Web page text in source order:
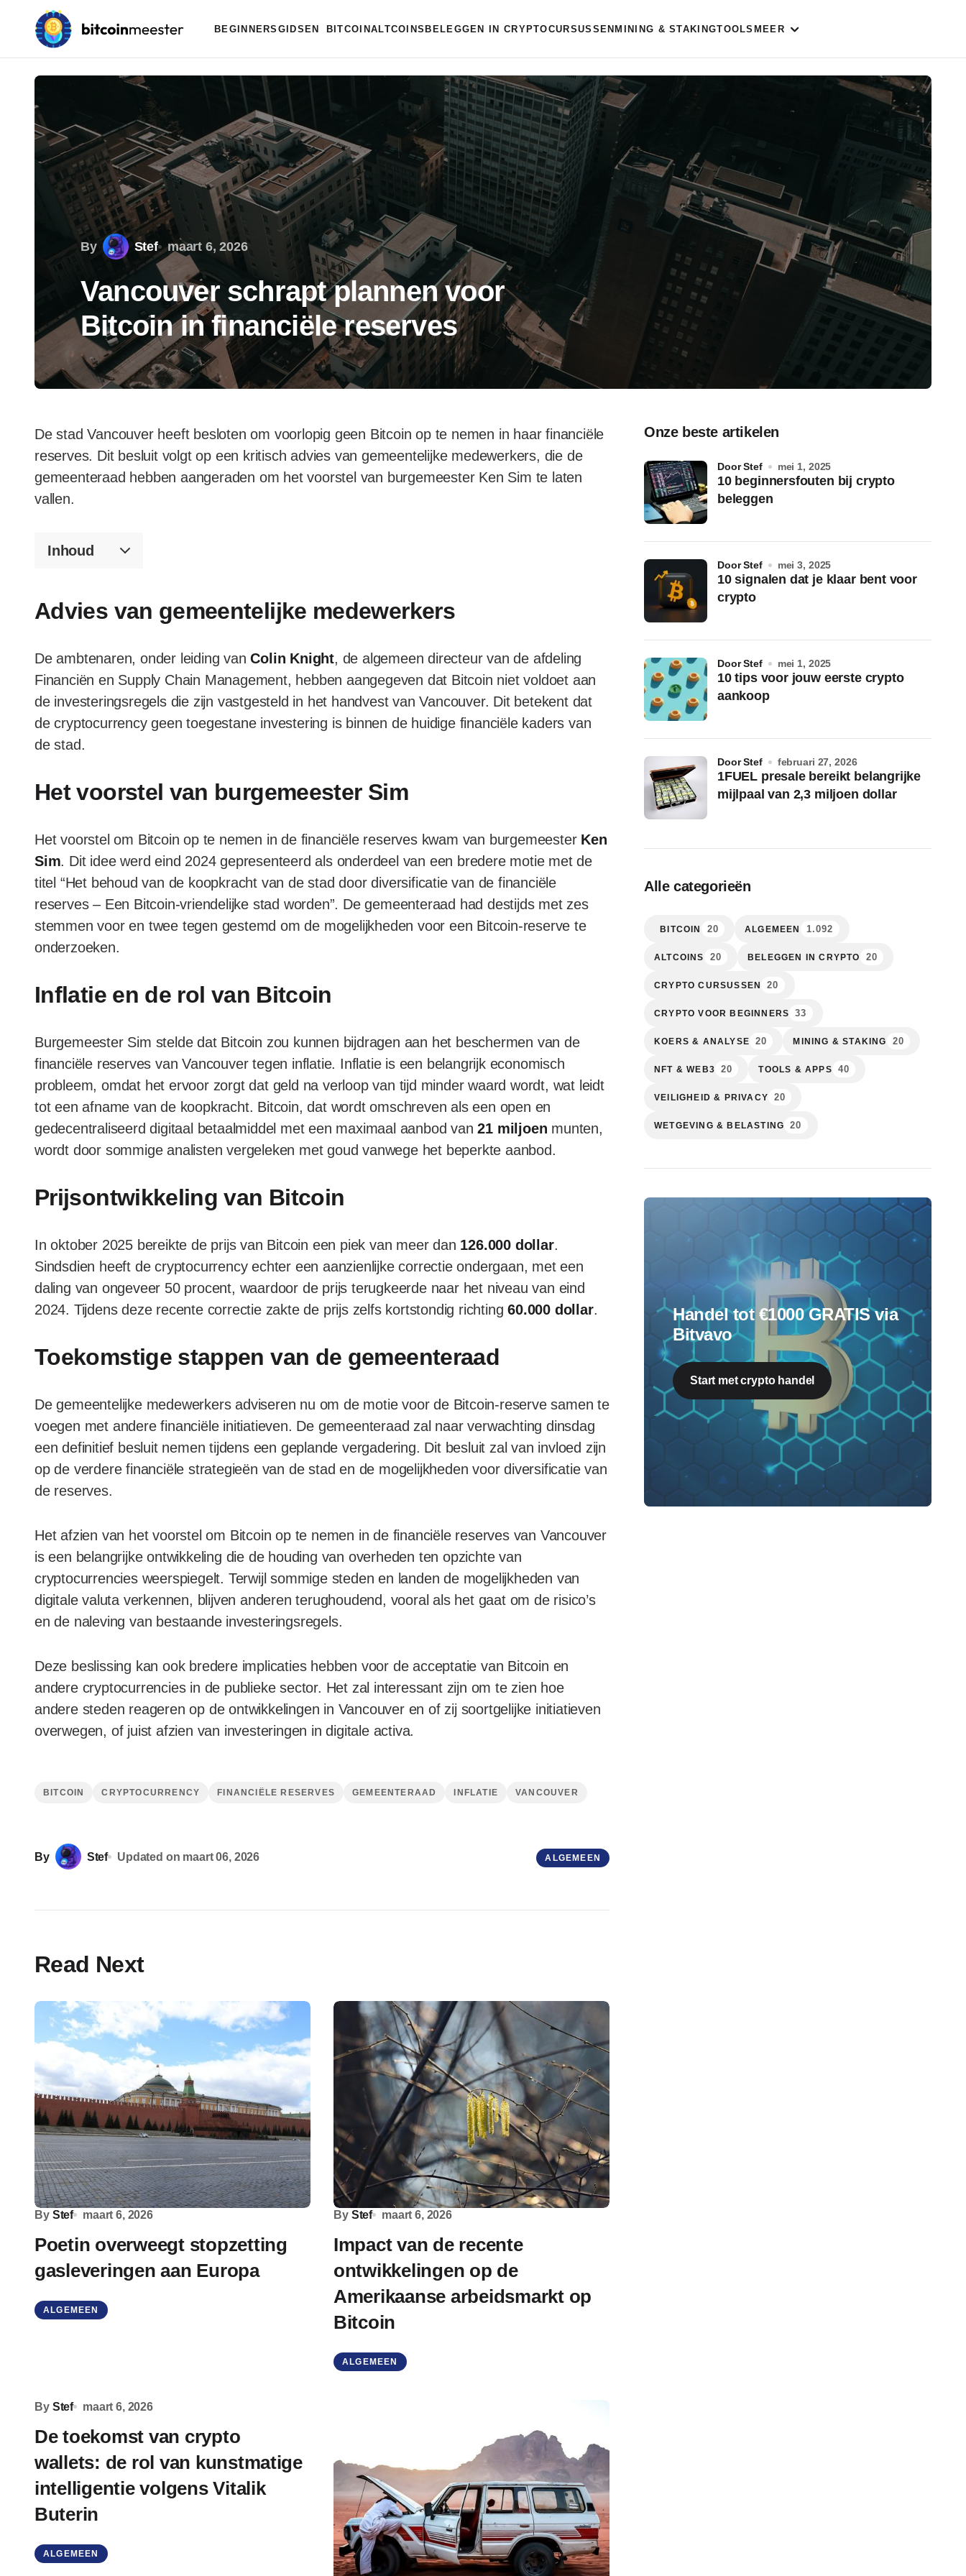
BEGINNERSGIDSEN BITCOIN ALTCOINS BELEGGEN IN CRYPTOCURSUSSEN MINING & STAKINGTOOLS MEER
By Stef maart 6, 2026
Vancouver schrapt plannen voor
Bitcoin in financiële reserves
De stad Vancouver heeft besloten om voorlopig geen Bitcoin op te nemen in haar financiële
reserves. Dit besluit volgt op een kritisch advies van gemeentelijke medewerkers, die de
gemeenteraad hebben aangeraden om het voorstel van burgemeester Ken Sim te laten
vallen.
Inhoud
Advies van gemeentelijke medewerkers
De ambtenaren, onder leiding vanColin Knight, de algemeen directeur van de afdeling
Financiën en Supply Chain Management, hebben aangegeven dat Bitcoin niet voldoet aan
de investeringsregels die zijn vastgesteld in het handvest van Vancouver. Dit betekent dat
de cryptocurrency geen toegestane investering is binnen de huidige financiële kaders van
de stad.
Het voorstel van burgemeester Sim
Het voorstel om Bitcoin op te nemen in de financiële reserves kwam van burgemeester Ken
Sim. Dit idee werd eind 2024 gepresenteerd als onderdeel van een bredere motie met de
titel “Het behoud van de koopkracht van de stad door diversificatie van de financiële
reserves – Een Bitcoin-vriendelijke stad worden”. De gemeenteraad had destijds met zes
stemmen voor en twee tegen gestemd om de mogelijkheden voor een Bitcoin-reserve te
onderzoeken.
Inflatie en de rol van Bitcoin
Burgemeester Sim stelde dat Bitcoin zou kunnen bijdragen aan het beschermen van de
financiële reserves van Vancouver tegen inflatie. Inflatie is een belangrijk economisch
probleem, omdat het ervoor zorgt dat geld na verloop van tijd minder waard wordt, wat leidt
tot een afname van de koopkracht. Bitcoin, dat wordt omschreven als een open en
gedecentraliseerd digitaal betaalmiddel met een maximaal aanbod van21 miljoen munten,
wordt door sommige analisten vergeleken met goud vanwege het beperkte aanbod.
Prijsontwikkeling van Bitcoin
In oktober 2025 bereikte de prijs van Bitcoin een piek van meer dan 126.000 dollar.
Sindsdien heeft de cryptocurrency echter een aanzienlijke correctie ondergaan, met een
daling van ongeveer 50 procent, waardoor de prijs terugkeerde naar het niveau van eind
2024. Tijdens deze recente correctie zakte de prijs zelfs kortstondig richting60.000 dollar.
Toekomstige stappen van de gemeenteraad
De gemeentelijke medewerkers adviseren nu om de motie voor de Bitcoin-reserve samen te
voegen met andere financiële initiatieven. De gemeenteraad zal naar verwachting dinsdag
een definitief besluit nemen tijdens een geplande vergadering. Dit besluit zal van invloed zijn
op de verdere financiële strategieën van de stad en de mogelijkheden voor diversificatie van
de reserves.
Het afzien van het voorstel om Bitcoin op te nemen in de financiële reserves van Vancouver
is een belangrijke ontwikkeling die de houding van overheden ten opzichte van
cryptocurrencies weerspiegelt. Terwijl sommige steden en landen de mogelijkheden van
digitale valuta verkennen, blijven anderen terughoudend, vooral als het gaat om de risico’s
en de naleving van bestaande investeringsregels.
Deze beslissing kan ook bredere implicaties hebben voor de acceptatie van Bitcoin en
andere cryptocurrencies in de publieke sector. Het zal interessant zijn om te zien hoe
andere steden reageren op de ontwikkelingen in Vancouver en of zij soortgelijke initiatieven
overwegen, of juist afzien van investeringen in digitale activa.
BITCOIN CRYPTOCURRENCY FINANCIËLE RESERVES GEMEENTERAAD INFLATIE VANCOUVER
By Stef Updated on maart 06, 2026 ALGEMEEN
Read Next
By Stef maart 6, 2026
Poetin overweegt stopzetting
gasleveringen aan Europa
ALGEMEEN
By Stef maart 6, 2026
Impact van de recente
ontwikkelingen op de
Amerikaanse arbeidsmarkt op
Bitcoin
ALGEMEEN
By Stef maart 6, 2026
De toekomst van crypto
wallets: de rol van kunstmatige
intelligentie volgens Vitalik
Buterin
ALGEMEEN
Onze beste artikelen
10 beginnersfouten bij crypto
beleggen
door Stef mei 1, 2025
10 signalen dat je klaar bent voor
crypto
door Stef mei 3, 2025
10 tips voor jouw eerste crypto
aankoop
door Stef mei 1, 2025
1FUEL presale bereikt belangrijke
mijlpaal van 2,3 miljoen dollar
door Stef februari 27, 2026
Alle categorieën
BITCOIN 20 ALGEMEEN 1.092
ALTCOINS 20 BELEGGEN IN CRYPTO 20
CRYPTO CURSUSSEN 20
CRYPTO VOOR BEGINNERS 33
KOERS & ANALYSE 20 MINING & STAKING 20
NFT & WEB3 20 TOOLS & APPS 40
VEILIGHEID & PRIVACY 20
WETGEVING & BELASTING 20
Handel tot €1000 GRATIS via
Bitvavo
Start met crypto handel